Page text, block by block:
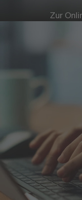
ZurEine
Mehr
Im